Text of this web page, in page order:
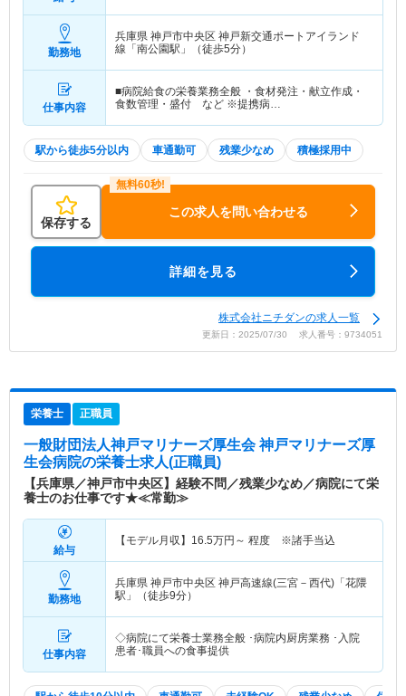
勤務地
兵庫県 神戸市中央区 神戸新交通ポートアイランド
線「南公園駅」（徒歩5分）
仕事内容
■病院給食の栄養業務全般 ・食材発注・献立作成・
食数管理・盛付 など ※提携病…
駅から徒歩5分以内 車通勤可 残業少なめ 積極採用中
保存する
この求人を問い合わせる
詳細を見る
株式会社ニチダンの求人一覧
更新日：2025/07/30 求人番号：9734051
栄養士 正職員
一般財団法人神戸マリナーズ厚生会 神戸マリナーズ厚
生会病院の栄養士求人(正職員)
【兵庫県／神戸市中央区】経験不問／残業少なめ／病院にて栄
養士のお仕事です★≪常勤≫
給与
【モデル月収】 16.5万円～ 程度 ※諸手当込
勤務地
兵庫県 神戸市中央区 神戸高速線(三宮－西代)「花隈
駅」（徒歩9分）
仕事内容
◇病院にて栄養士業務全般 ･病院内厨房業務 ･入院
患者･職員への食事提供